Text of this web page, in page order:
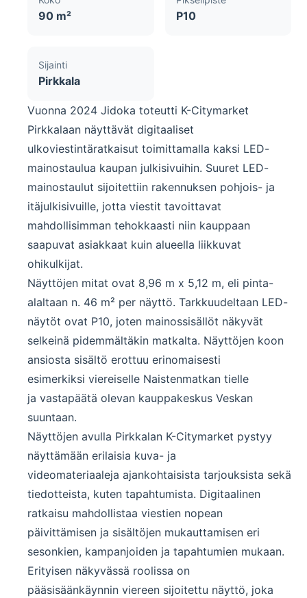
90 m² P10
Sijainti
Pirkkala
Vuonna 2024 Jidoka toteutti K-Citymarket
Pirkkalaan näyttävät digitaaliset
ulkoviestintäratkaisut toimittamalla kaksi LED-
mainostaulua kaupan julkisivuihin. Suuret LED-
mainostaulut sijoitettiin rakennuksen pohjois- ja
itäjulkisivuille, jotta viestit tavoittavat
mahdollisimman tehokkaasti niin kauppaan
saapuvat asiakkaat kuin alueella liikkuvat
ohikulkijat.
Näyttöjen mitat ovat 8,96 m x 5,12 m, eli pinta-
alaltaan n. 46 m² per näyttö. Tarkkuudeltaan LED-
näytöt ovat P10, joten mainossisällöt näkyvät
selkeinä pidemmältäkin matkalta. Näyttöjen koon
ansiosta sisältö erottuu erinomaisesti
esimerkiksi viereiselle Naistenmatkan tielle
ja vastapäätä olevan kauppakeskus Veskan
suuntaan.
Näyttöjen avulla Pirkkalan K-Citymarket pystyy
näyttämään erilaisia kuva- ja
videomateriaaleja ajankohtaisista tarjouksista sekä
tiedotteista, kuten tapahtumista. Digitaalinen
ratkaisu mahdollistaa viestien nopean
päivittämisen ja sisältöjen mukauttamisen eri
sesonkien, kampanjoiden ja tapahtumien mukaan.
Erityisen näkyvässä roolissa on
pääsisäänkäynnin viereen sijoitettu näyttö, joka